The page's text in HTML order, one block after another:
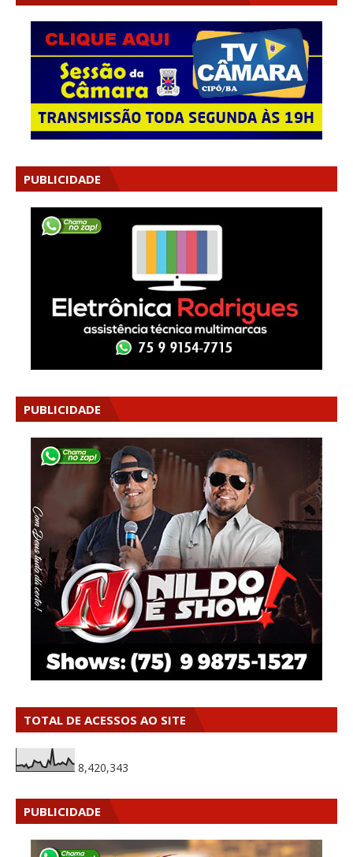
PUBLICIDADE
PUBLICIDADE
TOTAL DE ACESSOS AO SITE
8,420,343
PUBLICIDADE